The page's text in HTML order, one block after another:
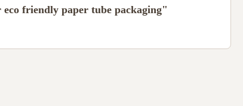
friendly paper tube packaging"